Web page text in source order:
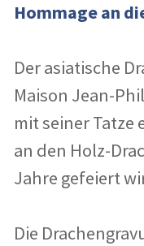
Hommage an
Der asiatische
Maison Jean-
mit seiner Tatze
an den Holz-
Jahre gefeiert
Die